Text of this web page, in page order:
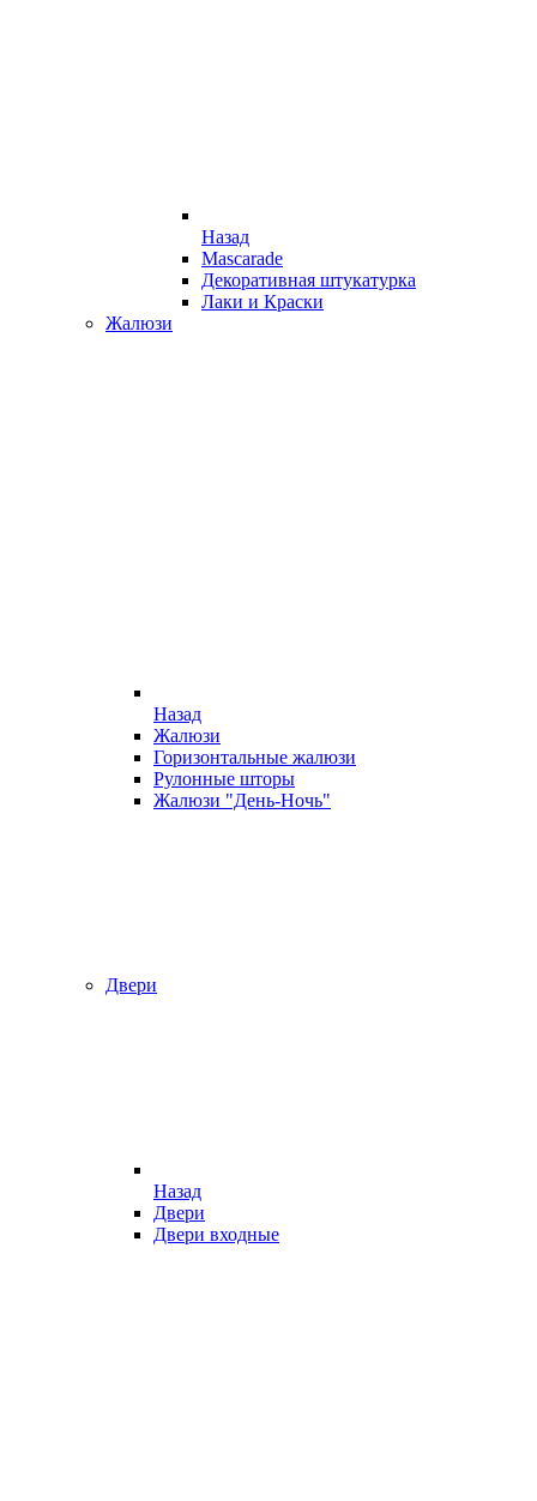
Назад
Mascarade
Декоративная штукатурка
Лаки и Краски
Жалюзи
Назад
Жалюзи
Горизонтальные жалюзи
Рулонные шторы
Жалюзи "День-Ночь"
Двери
Назад
Двери
Двери входные